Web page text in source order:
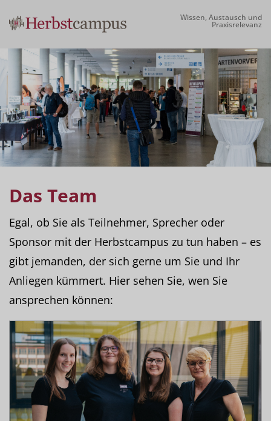
Wissen, Austausch und
Praxisrelevanz
Das Team
Egal, ob Sie als Teilnehmer, Sprecher oder
Sponsor mit der Herbstcampus zu tun haben – es
gibt jemanden, der sich gerne um Sie und Ihr
Anliegen kümmert. Hier sehen Sie, wen Sie
ansprechen können: